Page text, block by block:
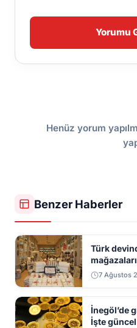
Yorumu
Henüz yorum
Benzer Haberler
Türk
7 Ağustos
İnegöl’de
İşte